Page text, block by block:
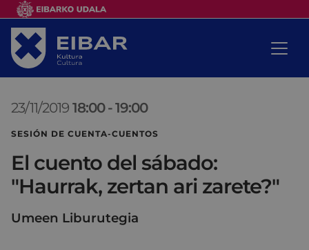
23/11/2019 18:00 -19:00
SESIÓN DE CUENTA-CUENTOS
El cuento del sábado:
"Haurrak, zertan ari zarete?"
Umeen Liburutegia